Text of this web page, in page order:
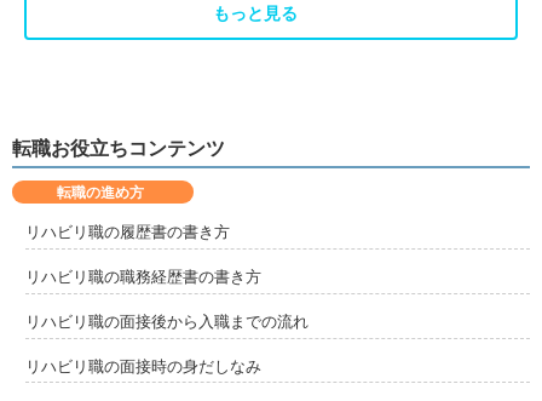
もっと見る
転職お役立ちコンテンツ
転職の進め方
リハビリ職の履歴書の書き方
リハビリ職の職務経歴書の書き方
リハビリ職の面接後から入職までの流れ
リハビリ職の面接時の身だしなみ